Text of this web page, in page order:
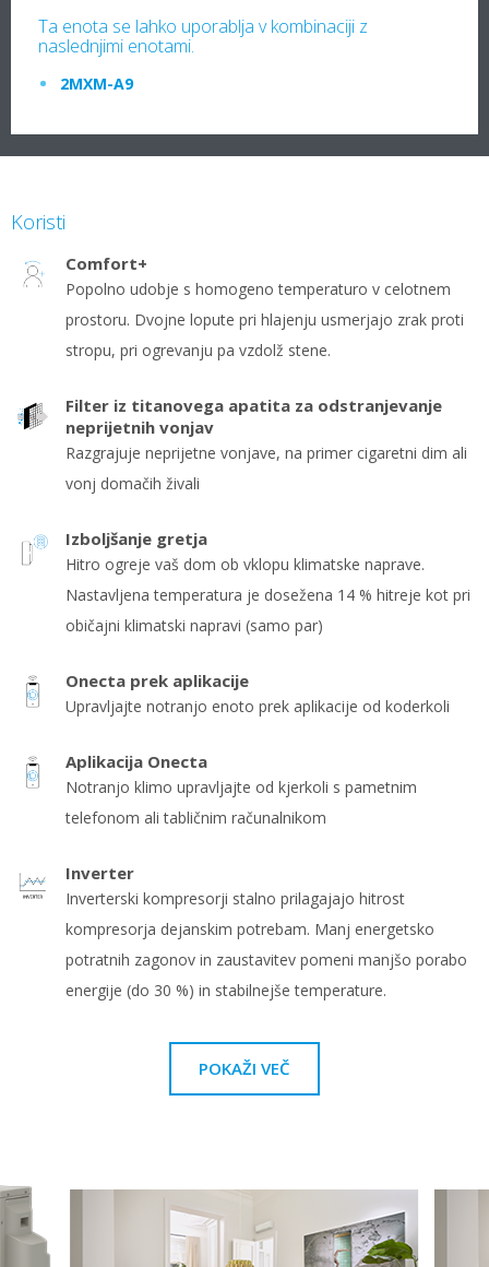
Ta enota se lahko uporablja v kombinaciji z
naslednjimi enotami.
2MXM-A9
Koristi
Comfort+
Popolno udobje s homogeno temperaturo v celotnem
prostoru. Dvojne lopute pri hlajenju usmerjajo zrak proti
stropu, pri ogrevanju pa vzdolž stene.
Filter iz titanovega apatita za odstranjevanje
neprijetnih vonjav
Razgrajuje neprijetne vonjave, na primer cigaretni dim ali
vonj domačih živali
Izboljšanje gretja
Hitro ogreje vaš dom ob vklopu klimatske naprave.
Nastavljena temperatura je dosežena 14 % hitreje kot pri
običajni klimatski napravi (samo par)
Onecta prek aplikacije
Upravljajte notranjo enoto prek aplikacije od koderkoli
Aplikacija Onecta
Notranjo klimo upravljajte od kjerkoli s pametnim
telefonom ali tabličnim računalnikom
Inverter
Inverterski kompresorji stalno prilagajajo hitrost
kompresorja dejanskim potrebam. Manj energetsko
potratnih zagonov in zaustavitev pomeni manjšo porabo
energije (do 30 %) in stabilnejše temperature.
POKAŽI VEČ